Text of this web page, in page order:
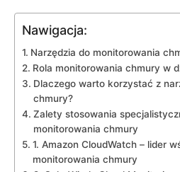
Nawigacja:
Narzędzia do monitorowania
Rola monitorowania chmury ​w
Dlaczego warto⁣ korzystać z
chmury?
Zalety stosowania
monitorowania chmury
1. Amazon⁤ CloudWatch⁢ –⁤ lider​
monitorowania chmury